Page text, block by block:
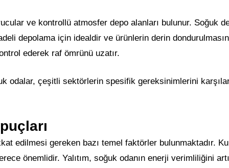
ve kontrollü atmosfer depo alanları bulunur. Soğuk
depolama için idealdir ve ürünlerin derin
ederek raf ömrünü uzatır.
odalar, çeşitli sektörlerin spesifik gereksinimlerini
edilmesi gereken bazı temel faktörler bulunmaktadır.
önemlidir. Yalıtım, soğuk odanın enerji verimliliğini